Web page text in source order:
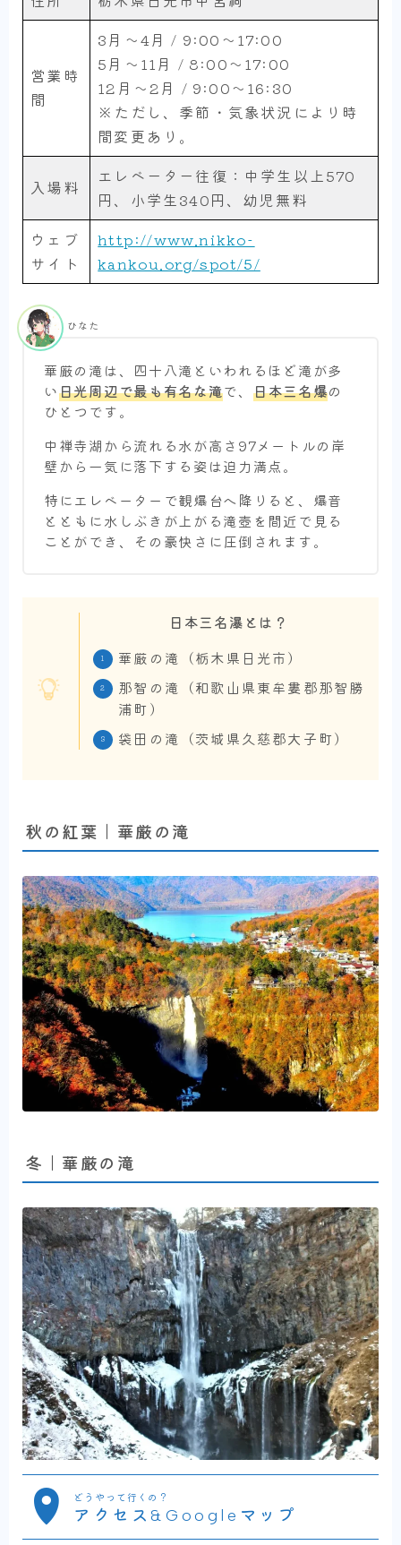
営業時
間
3月～4月 / 9:00～17:00
5月～11月 / 8:00～17:00
12月～2月 / 9:00～16:30
※ただし、季節・気象状況により時
間変更あり。
入場料
エレベーター往復：中学生以上570
円、小学生340円、幼児無料
ウェブ
サイト
http://www.nikko-
kankou.org/spot/5/
華厳の滝は、四十八滝といわれるほど滝が多
い日光周辺で最も有名な滝で、 日本三名爆の
ひとつです。
中禅寺湖から流れる水が高さ97メートルの岸
壁から一気に落下する姿は迫力満点。
特にエレベーターで観爆台へ降りると、爆音
とともに水しぶきが上がる滝壺を間近で見る
ことができ、その豪快さに圧倒されます。
ひなた
日本三名瀑 とは？
華厳の滝（栃木県日光市）
那智の滝（和歌山県東牟婁郡那智勝
浦町）
袋田の滝（茨城県久慈郡大子町）
秋の紅葉｜華厳の滝
冬｜華厳の滝
どうやって行くの？
アクセス&Googleマップ